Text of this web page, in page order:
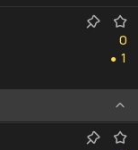
0
0
●
1
1
0